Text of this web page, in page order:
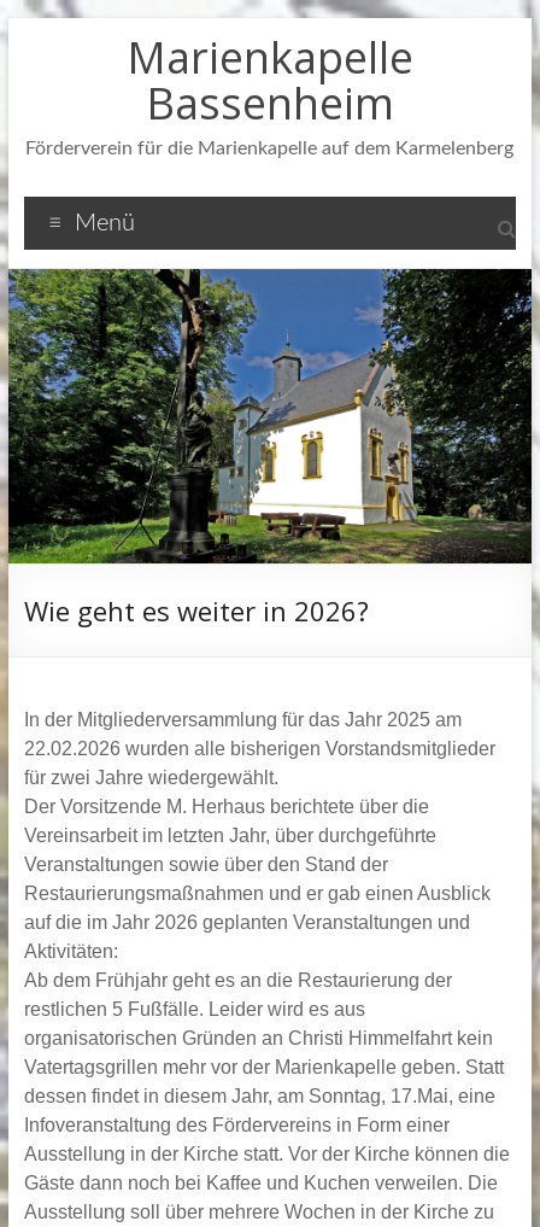
Marienkapelle
Bassenheim
Förderverein für die Marienkapelle auf dem Karmelenberg
Menü
Wie geht es weiter in 2026?
In der Mitgliederversammlung für das Jahr 2025 am
22.02.2026 wurden alle bisherigen Vorstandsmitglieder
für zwei Jahre wiedergewählt.
Der Vorsitzende M. Herhaus berichtete über die
Vereinsarbeit im letzten Jahr, über durchgeführte
Veranstaltungen sowie über den Stand der
Restaurierungsmaßnahmen und er gab einen Ausblick
auf die im Jahr 2026 geplanten Veranstaltungen und
Aktivitäten:
Ab dem Frühjahr geht es an die Restaurierung der
restlichen 5 Fußfälle. Leider wird es aus
organisatorischen Gründen an Christi Himmelfahrt kein
Vatertagsgrillen mehr vor der Marienkapelle geben. Statt
dessen findet in diesem Jahr, am Sonntag, 17.Mai, eine
Infoveranstaltung des Fördervereins in Form einer
Ausstellung in der Kirche statt. Vor der Kirche können die
Gäste dann noch bei Kaffee und Kuchen verweilen. Die
Ausstellung soll über mehrere Wochen in der Kirche zu